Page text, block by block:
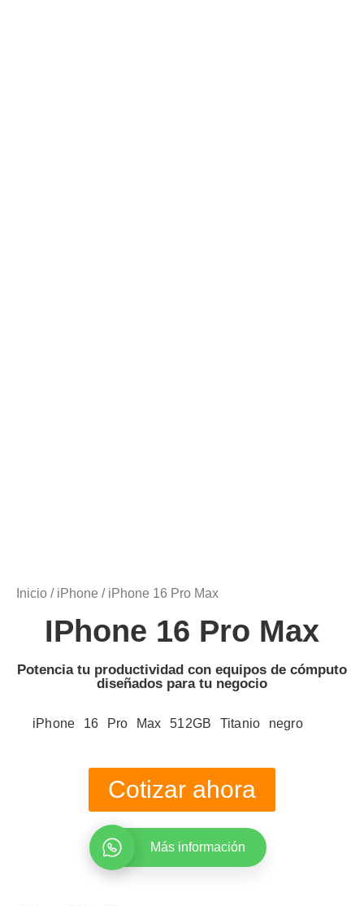
Inicio / iPhone / iPhone 16 Pro Max
IPhone 16 Pro Max
Potencia tu productividad con equipos de cómputo
diseñados para tu negocio
iPhone 16 Pro Max 512GB Titanio negro
Cotizar ahora
Más información